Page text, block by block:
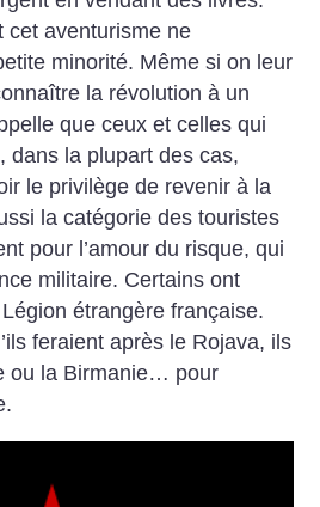
cet aventurisme ne
minorité. Même si on leur
la révolution à un
que ceux et celles qui
dans la plupart des cas,
le privilège de revenir à la
la catégorie des touristes
pour l’amour du risque, qui
militaire. Certains ont
étrangère française.
feraient après le Rojava, ils
ou la Birmanie… pour